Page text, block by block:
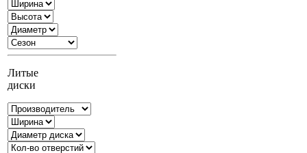
Литые
диски